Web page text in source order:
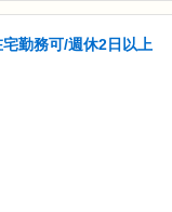
勤務可/週休2日以上